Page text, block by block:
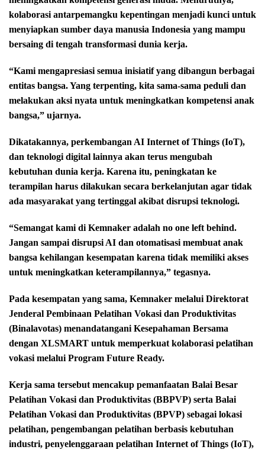
kolaborasi antarpemangku kepentingan menjadi kunci untuk
menyiapkan sumber daya manusia Indonesia yang mampu
bersaing di tengah transformasi dunia kerja.
“Kami mengapresiasi semua inisiatif yang dibangun berbagai
entitas bangsa. Yang terpenting, kita sama-sama peduli dan
melakukan aksi nyata untuk meningkatkan kompetensi anak
bangsa,” ujarnya.
Dikatakannya, perkembangan AI Internet of Things (IoT),
dan teknologi digital lainnya akan terus mengubah
kebutuhan dunia kerja. Karena itu, peningkatan ke
terampilan harus dilakukan secara berkelanjutan agar tidak
ada masyarakat yang tertinggal akibat disrupsi teknologi.
“Semangat kami di Kemnaker adalah no one left behind.
Jangan sampai disrupsi AI dan otomatisasi membuat anak
bangsa kehilangan kesempatan karena tidak memiliki akses
untuk meningkatkan keterampilannya,” tegasnya.
Pada kesempatan yang sama, Kemnaker melalui Direktorat
Jenderal Pembinaan Pelatihan Vokasi dan Produktivitas
(Binalavotas) menandatangani Kesepahaman Bersama
dengan XLSMART untuk memperkuat kolaborasi pelatihan
vokasi melalui Program Future Ready.
Kerja sama tersebut mencakup pemanfaatan Balai Besar
Pelatihan Vokasi dan Produktivitas (BBPVP) serta Balai
Pelatihan Vokasi dan Produktivitas (BPVP) sebagai lokasi
pelatihan, pengembangan pelatihan berbasis kebutuhan
industri, penyelenggaraan pelatihan Internet of Things (IoT),